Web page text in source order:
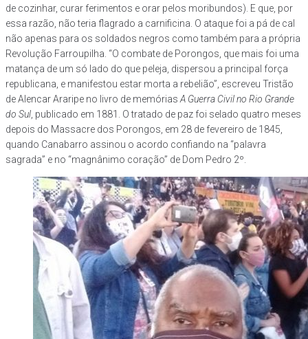
de cozinhar, curar ferimentos e orar pelos moribundos). E que, por
essa razão, não teria flagrado a carnificina. O ataque foi a pá de cal
não apenas para os soldados negros como também para a própria
Revolução Farroupilha. “O combate de Porongos, que mais foi uma
matança de um só lado do que peleja, dispersou a principal força
republicana, e manifestou estar morta a rebelião”, escreveu Tristão
de Alencar Araripe no livro de memórias A Guerra Civil no Rio Grande
do Sul , publicado em 1881. O tratado de paz foi selado quatro meses
depois do Massacre dos Porongos, em 28 de fevereiro de 1845,
quando Canabarro assinou o acordo confiando na “palavra
sagrada” e no “magnânimo coração” de Dom Pedro 2º.